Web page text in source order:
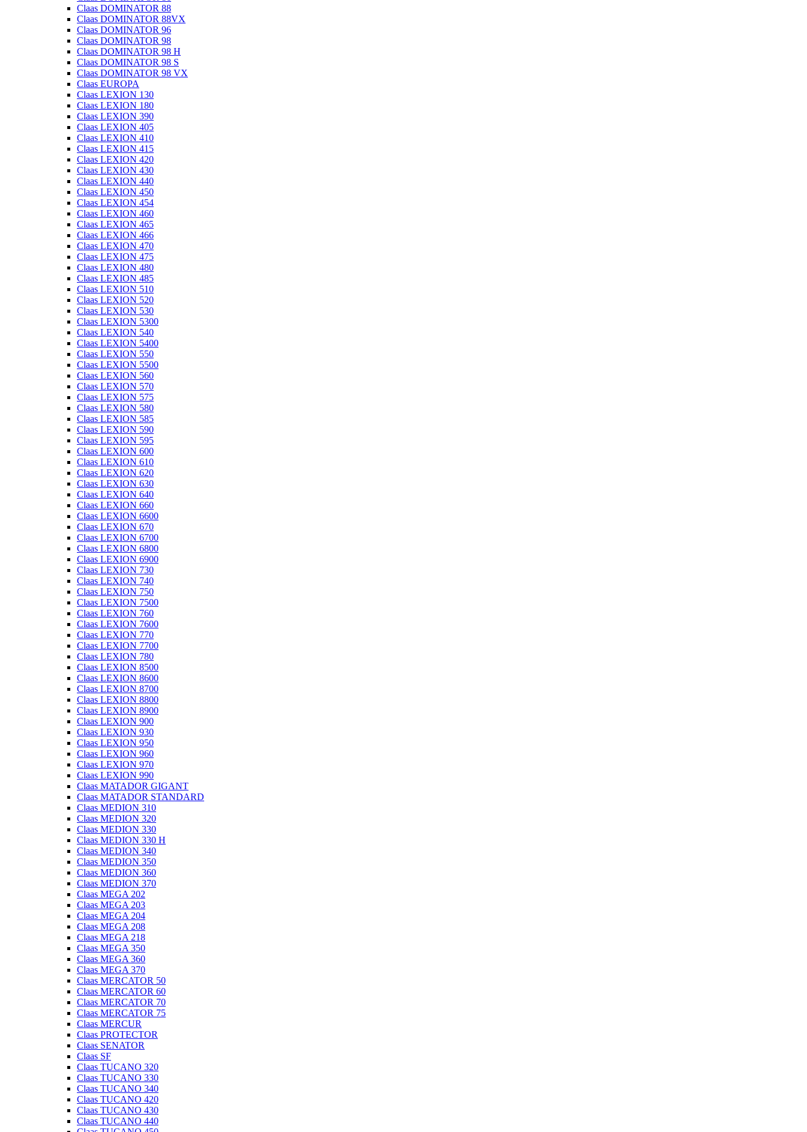
Claas DOMINATOR 88
Claas DOMINATOR 88VX
Claas DOMINATOR 96
Claas DOMINATOR 98
Claas DOMINATOR 98 H
Claas DOMINATOR 98 S
Claas DOMINATOR 98 VX
Claas EUROPA
Claas LEXION 130
Claas LEXION 180
Claas LEXION 390
Claas LEXION 405
Claas LEXION 410
Claas LEXION 415
Claas LEXION 420
Claas LEXION 430
Claas LEXION 440
Claas LEXION 450
Claas LEXION 454
Claas LEXION 460
Claas LEXION 465
Claas LEXION 466
Claas LEXION 470
Claas LEXION 475
Claas LEXION 480
Claas LEXION 485
Claas LEXION 510
Claas LEXION 520
Claas LEXION 530
Claas LEXION 5300
Claas LEXION 540
Claas LEXION 5400
Claas LEXION 550
Claas LEXION 5500
Claas LEXION 560
Claas LEXION 570
Claas LEXION 575
Claas LEXION 580
Claas LEXION 585
Claas LEXION 590
Claas LEXION 595
Claas LEXION 600
Claas LEXION 610
Claas LEXION 620
Claas LEXION 630
Claas LEXION 640
Claas LEXION 660
Claas LEXION 6600
Claas LEXION 670
Claas LEXION 6700
Claas LEXION 6800
Claas LEXION 6900
Claas LEXION 730
Claas LEXION 740
Claas LEXION 750
Claas LEXION 7500
Claas LEXION 760
Claas LEXION 7600
Claas LEXION 770
Claas LEXION 7700
Claas LEXION 780
Claas LEXION 8500
Claas LEXION 8600
Claas LEXION 8700
Claas LEXION 8800
Claas LEXION 8900
Claas LEXION 900
Claas LEXION 930
Claas LEXION 950
Claas LEXION 960
Claas LEXION 970
Claas LEXION 990
Claas MATADOR GIGANT
Claas MATADOR STANDARD
Claas MEDION 310
Claas MEDION 320
Claas MEDION 330
Claas MEDION 330 H
Claas MEDION 340
Claas MEDION 350
Claas MEDION 360
Claas MEDION 370
Claas MEGA 202
Claas MEGA 203
Claas MEGA 204
Claas MEGA 208
Claas MEGA 218
Claas MEGA 350
Claas MEGA 360
Claas MEGA 370
Claas MERCATOR 50
Claas MERCATOR 60
Claas MERCATOR 70
Claas MERCATOR 75
Claas MERCUR
Claas PROTECTOR
Claas SENATOR
Claas SF
Claas TUCANO 320
Claas TUCANO 330
Claas TUCANO 340
Claas TUCANO 420
Claas TUCANO 430
Claas TUCANO 440